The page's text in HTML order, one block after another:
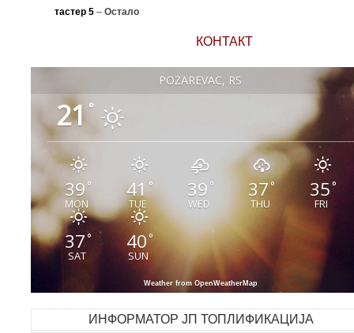
тастер 5 – Остало
КОНТАКТ
POŽAREVAC, RS
21 °
39°
MON
41°
TUE
39 °
WED
37°
THU
35°
FRI
37°
SAT
40°
SUN
Weather from OpenWeatherMap
ИНФОРМАТОР ЈП ТОПЛИФИКАЦИЈА